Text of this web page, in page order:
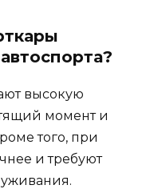
высокую
момент и
того, при
и требуют